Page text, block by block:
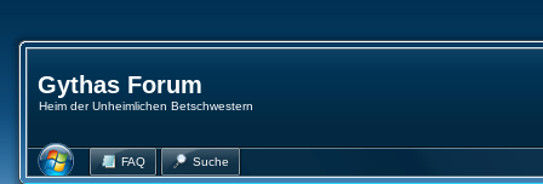
Gythas Forum
Heim der Unheimlichen Betschwestern
FAQ Suche